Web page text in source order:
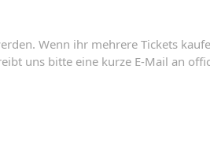
Wenn ihr mehrere Tickets
uns bitte eine kurze E-Mail an